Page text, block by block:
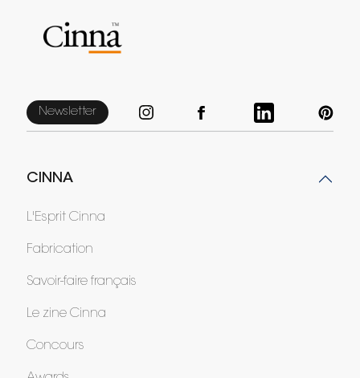
Newsletter
CINNA
L'Esprit Cinna
Fabrication
Savoir-faire français
Le zine Cinna
Concours